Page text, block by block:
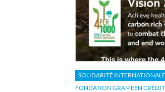
SOLIDARITÉ
FONDATION GRAMEEN